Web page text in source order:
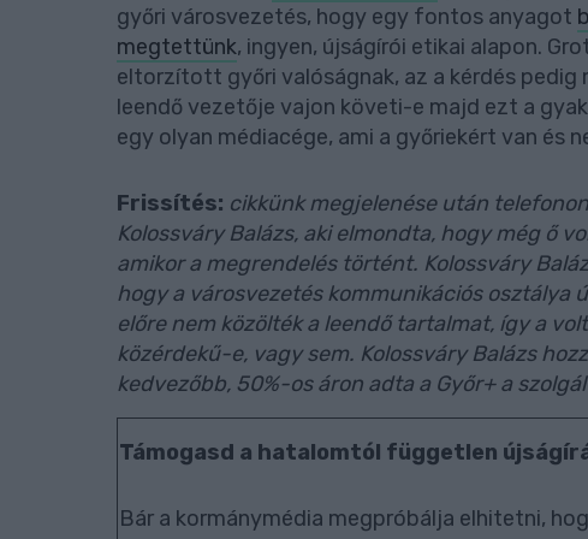
győri városvezetés, hogy egy fontos anyagot
megtettünk, ingyen, újságírói etikai alapon.
eltorzított győri valóságnak, az a kérdés pedig
leendő vezetője vajon követi-e majd ezt a
egy olyan médiacége, ami a győriekért van és
Frissítés: cikkünk megjelenése után
Kolossváry Balázs, aki elmondta, hogy még ő
amikor a megrendelés történt. Kolossváry
hogy a városvezetés kommunikációs osztálya
előre nem közölték a leendő tartalmat, így a
közérdekű-e, vagy sem. Kolossváry Balázs
kedvezőbb, 50%-os áron adta a Győr+ a
Támogasd a hatalomtól független
Bár a kormánymédia megpróbálja elhitetni,